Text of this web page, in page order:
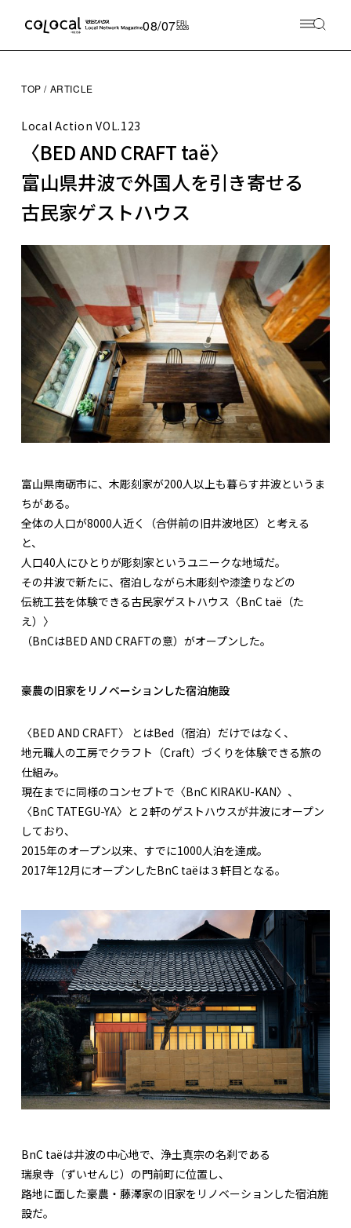
08/07FRI
2026
TOP ARTICLE
Local ActionVOL.123
〈BED AND CRAFT taë〉
富山県井波で外国人を引き寄せる
古民家ゲストハウス
富山県南砺市に、木彫刻家が200人以上も暮らす井波というま
ちがある。
全体の人口が8000人近く（合併前の旧井波地区）と考える
と、
人口40人にひとりが彫刻家というユニークな地域だ。
その井波で新たに、宿泊しながら木彫刻や漆塗りなどの
伝統工芸を体験できる古民家ゲストハウス〈BnC taë（た
え）〉
（BnCはBED AND CRAFTの意）がオープンした。
豪農の旧家をリノベーションした宿泊施設
〈BED AND CRAFT〉 とはBed（宿泊）だけではなく、
地元職人の工房でクラフト（Craft）づくりを体験できる旅の
仕組み。
現在までに同様のコンセプトで〈BnC KIRAKU-KAN〉、
〈BnC TATEGU-YA〉と２軒のゲストハウスが井波にオープン
しており、
2015年のオープン以来、すでに1000人泊を達成。
2017年12月にオープンしたBnC taëは３軒目となる。
BnC taëは井波の中心地で、浄土真宗の名刹である
瑞泉寺（ずいせんじ）の門前町に位置し、
路地に面した豪農・藤澤家の旧家をリノベーションした宿泊施
設だ。